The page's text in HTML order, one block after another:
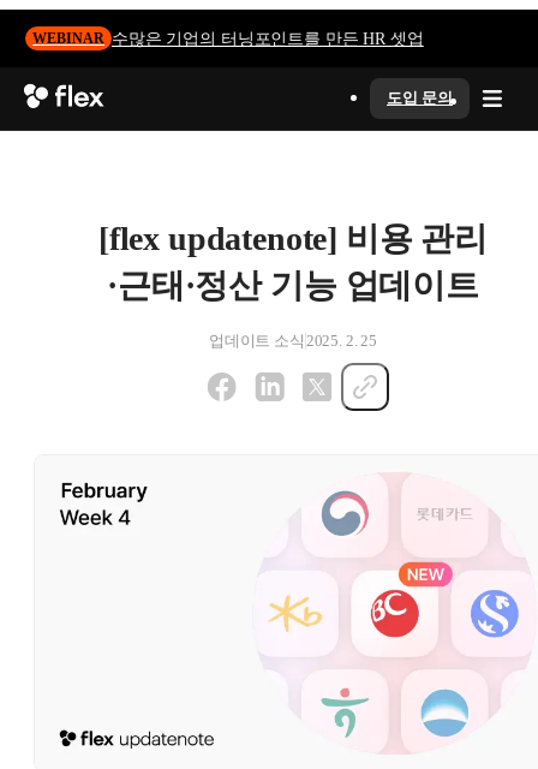
WEBINAR 수많은 기업의 터닝포인트를 만든 HR 셋업
도입 문의
[flex updatenote] 비용 관리
·근태·정산 기능 업데이트
업데이트 소식 2025. 2. 25